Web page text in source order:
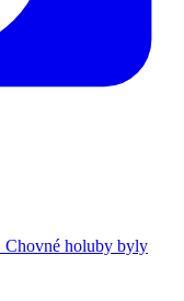
Chovné holuby byly